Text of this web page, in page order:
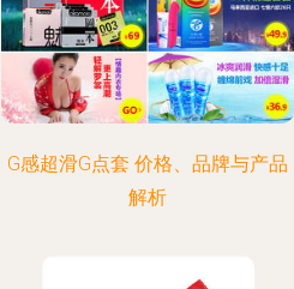
G感超滑G点套 价格、品牌与产品
解析